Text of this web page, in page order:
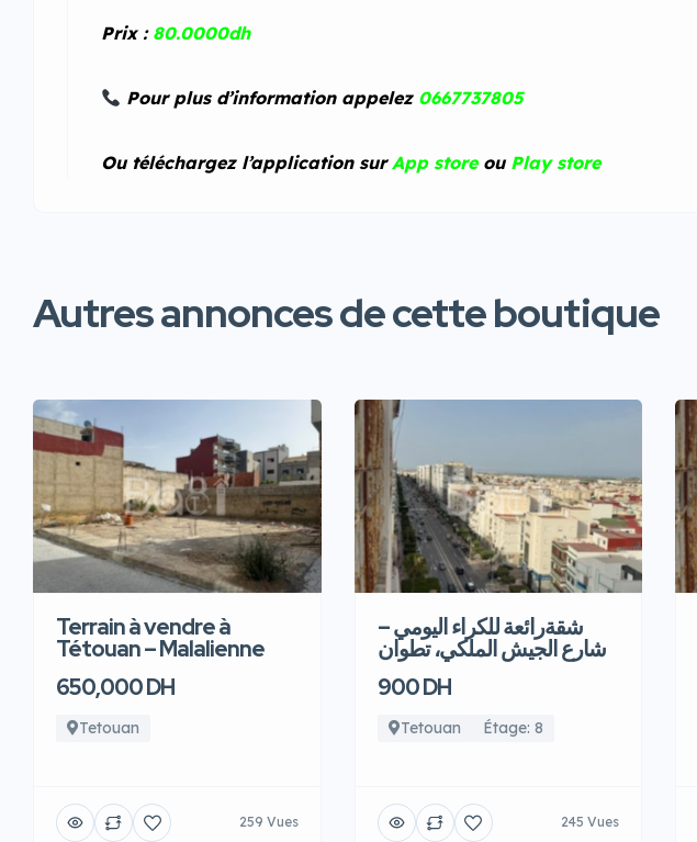
Prix : 80.0000dh
Pour plus d’information appelez 0667737805
Ou téléchargez l’application surApp storeou Play store
Autres annonces de cette boutique
Terrain à vendre à
Tétouan – Malalienne
650,000 DH
Tetouan
259 Vues
شقةرائعة للكراء اليومي –
شارع الجيش الملكي، تطوان
900 DH
Tetouan Étage: 8
245 Vues